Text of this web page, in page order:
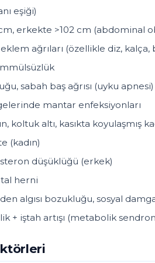
eşiği)
erkekte >102 cm (abdominal
ağrıları (özellikle diz, kalça,
sabah baş ağrısı (uyku apnesi)
mantar enfeksiyonları
koltuk altı, kasıkta koyulaşmış
(kadın)
düşüklüğü (erkek)
herni
algısı bozukluğu, sosyal
+ iştah artışı (metabolik